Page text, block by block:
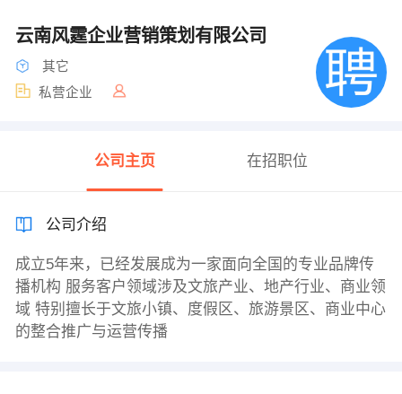
云南风霆企业营销策划有限公司
其它
私营企业
公司主页 在招职位
公司介绍
成立5年来，已经发展成为一家面向全国的专业品牌传
播机构 服务客户领域涉及文旅产业、地产行业、商业领
域 特别擅长于文旅小镇、度假区、旅游景区、商业中心
的整合推广与运营传播